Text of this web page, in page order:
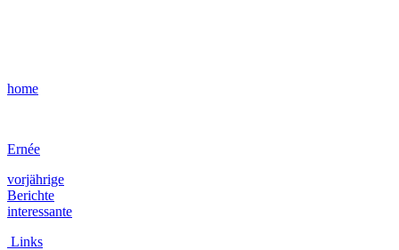
home
Ernée
vorjährige
Berichte
interessante
Links